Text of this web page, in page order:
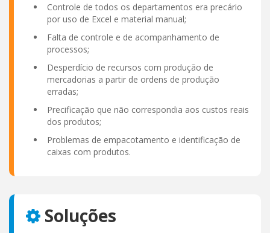
Controle de todos os departamentos era precário
por uso de Excel e material manual;
Falta de controle e de acompanhamento de
processos;
Desperdício de recursos com produção de
mercadorias a partir de ordens de produção
erradas;
Precificação que não correspondia aos custos reais
dos produtos;
Problemas de empacotamento e identificação de
caixas com produtos.
Soluções